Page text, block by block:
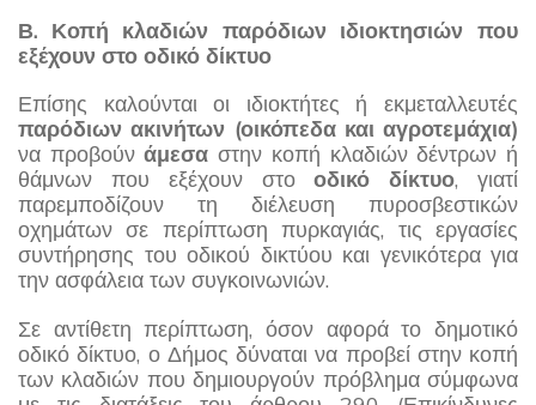
Β. Κοπή κλαδιών παρόδιων ιδιοκτησιών που
εξέχουν στο οδικό δίκτυο
Επίσης καλούνται οι ιδιοκτήτες ή εκμεταλλευτές
παρόδιων ακινήτων (οικόπεδα και αγροτεμάχια)
να προβούνάμεσα στην κοπή κλαδιών δέντρων ή
θάμνων που εξέχουν στοοδικό δίκτυο, γιατί
παρεμποδίζουν τη διέλευση πυροσβεστικών
οχημάτων σε περίπτωση πυρκαγιάς, τις εργασίες
συντήρησης του οδικού δικτύου και γενικότερα για
την ασφάλεια των συγκοινωνιών.
Σε αντίθετη περίπτωση, όσον αφορά το δημοτικό
οδικό δίκτυο, ο Δήμος δύναται να προβεί στην κοπή
των κλαδιών που δημιουργούν πρόβλημα σύμφωνα